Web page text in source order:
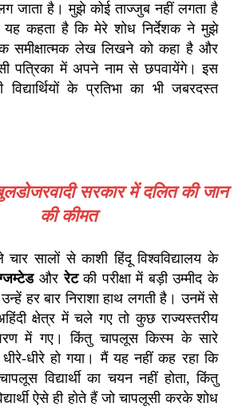
जाता है। मुझे कोई ताज्जुब नहीं लगता है
यह कहता है कि मेरे शोध निर्देशक ने मुझे
समीक्षात्मक लेख लिखने को कहा है और
पत्रिका में अपने नाम से छपवायेंगे। इस
विद्यार्थियों के प्रतिभा का भी जबरदस्त
सरकार में दलित की जान
की कीमत
सालों से काशी हिंदू विश्वविद्यालय के
औररेटकी परीक्षा में बड़ी उम्मीद के
हर बार निराशा हाथ लगती है। उनमें से
क्षेत्र में चले गए तो कुछ राज्यस्तरीय
शरण में गए। किंतु चापलूस किस्म के सारे
धीरे-धीरे हो गया। मैं यह नहीं कह रहा कि
विद्यार्थी का चयन नहीं होता, किंतु
ऐसे ही होते हैं जो चापलूसी करके शोध